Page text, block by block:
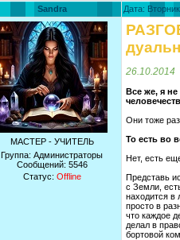
Sandra Дата:
МАСТЕР - УЧИТЕЛЬ
Группа: Администраторы
Сообщений: 5546
Статус: Offline
26.10.2014
Все же, я
Они тоже
То есть во
Нет, есть
Представь
с Земли,
находится в
просто в
что каждое
делал в
бортовой